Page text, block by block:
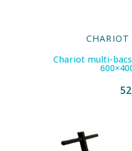
CHARIOT
Chariot multi-